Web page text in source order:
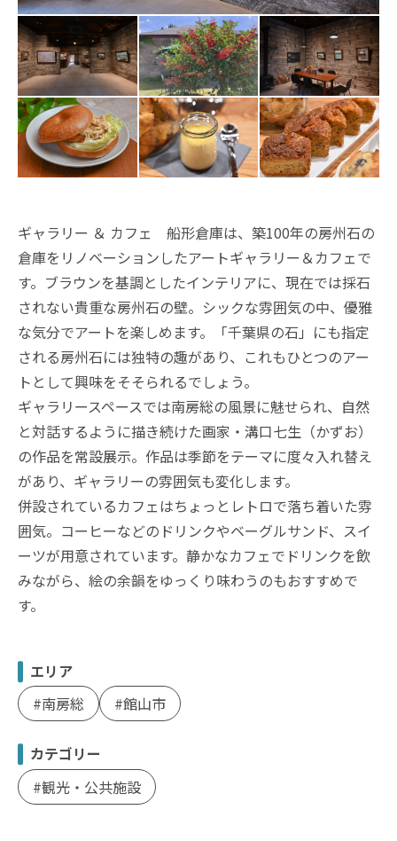
ギャラリー ＆ カフェ 船形倉庫は、築100年の房州石の
倉庫をリノベーションしたアートギャラリー＆カフェで
す。ブラウンを基調としたインテリアに、現在では採石
されない貴重な房州石の壁。シックな雰囲気の中、優雅
な気分でアートを楽しめます。「千葉県の石」にも指定
される房州石には独特の趣があり、これもひとつのアー
トとして興味をそそられるでしょう。
ギャラリースペースでは南房総の風景に魅せられ、自然
と対話するように描き続けた画家・溝口七生（かずお）
の作品を常設展示。作品は季節をテーマに度々入れ替え
があり、ギャラリーの雰囲気も変化します。
併設されているカフェはちょっとレトロで落ち着いた雰
囲気。コーヒーなどのドリンクやベーグルサンド、スイ
ーツが用意されています。静かなカフェでドリンクを飲
みながら、絵の余韻をゆっくり味わうのもおすすめで
す。
エリア
南房総
館山市
カテゴリー
観光・公共施設